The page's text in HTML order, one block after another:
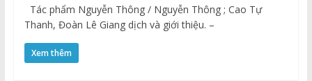
Tác phẩm Nguyễn Thông / Nguyễn Thông ; Cao Tự
Thanh, Đoàn Lê Giang dịch và giới thiệu. –
Xem thêm